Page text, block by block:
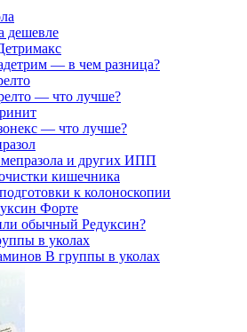
дешевле
— в чем разница?
— что лучше?
— что лучше?
и других ИПП
к колоноскопии
обычный Редуксин?
В группы в уколах